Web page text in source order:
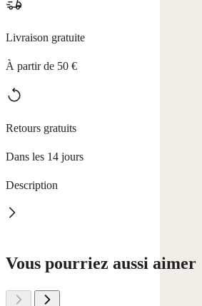
Livraison gratuite
À partir de 50 €
Retours gratuits
Dans les 14 jours
Description
Permet de transvaser facilement le
Vous pourriez aussi aimer